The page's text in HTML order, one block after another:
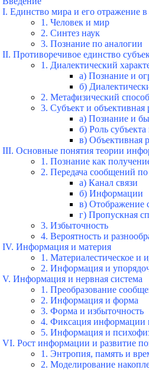
I. Единство мира и его отражение
1. Человек и мир
2. Синтез наук
3. Познание по аналогии
II. Противоречивое единство
1. Диалектический
а) Познание и
б)
2. Метафизический
3. Субъект и объективная
а) Познание и
б) Роль
в) Объективная
III. Основные понятия теории
1. Познание как
2. Передача сообщений по
а) Канал связи
б) Информации
в) Отображение
г) Пропускная
3. Избыточность
4. Вероятность и
IV. Информация и материя
1. Материалестическое и
2. Информация и
V. Информация и нервная система
1. Преобразование
2. Информация и форма
3. Форма и избыточность
4. Фиксация информации
5. Информация и
VI. Рост информации и развитие
1. Энтропия, память и
2. Моделирование